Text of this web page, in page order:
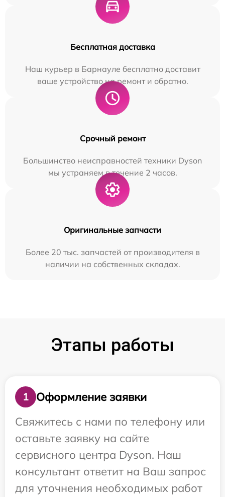
Бесплатная доставка
Наш курьер в Барнауле бесплатно доставит
ваше устройство на ремонт и обратно.
Срочный ремонт
Большинство неисправностей техники Dyson
мы устраняем в течение 2 часов.
Оригинальные запчасти
Более 20 тыс. запчастей от производителя в
наличии на собственных складах.
Этапы работы
1
Оформление заявки
Свяжитесь с нами по телефону или
оставьте заявку на сайте
сервисного центра Dyson. Наш
консультант ответит на Ваш запрос
для уточнения необходимых работ